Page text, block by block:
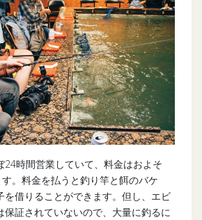
24時間営業していて、料金はおよそ
。料金を払うと釣り竿と餌のバケ
を借りることができます。但し、エビ
保証されていないので、大量に釣るに